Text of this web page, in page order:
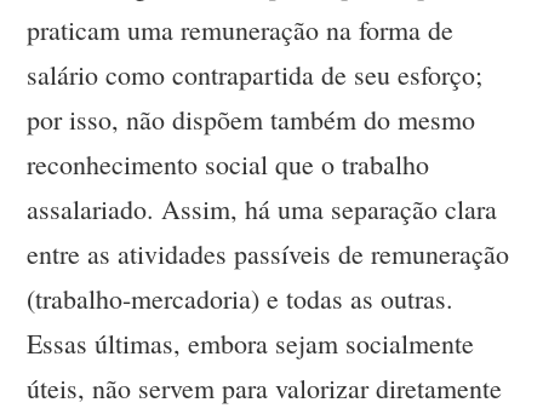
praticam uma remuneração na forma de
salário como contrapartida de seu esforço;
por isso, não dispõem também do mesmo
reconhecimento social que o trabalho
assalariado. Assim, há uma separação clara
entre as atividades passíveis de remuneração
(trabalho-mercadoria) e todas as outras.
Essas últimas, embora sejam socialmente
úteis, não servem para valorizar diretamente